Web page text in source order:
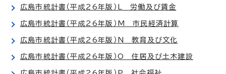
広島市統計書（平成26年版）L 労働及び賃金
広島市統計書（平成26年版）M 市民経済計算
広島市統計書（平成26年版）N 教育及び文化
広島市統計書（平成26年版）O 住居及び土木建設